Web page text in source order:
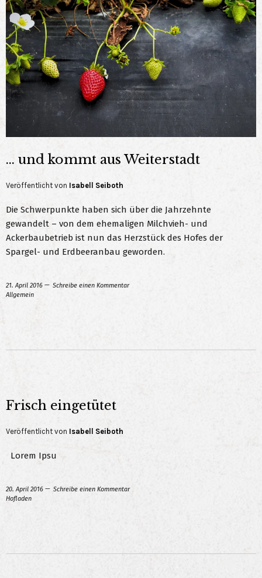
… und kommt aus Weiterstadt
Veröffentlicht von Isabell Seiboth
Die Schwerpunkte haben sich über die Jahrzehnte
gewandelt – von dem ehemaligen Milchvieh- und
Ackerbaubetrieb ist nun das Herzstück des Hofes der
Spargel- und Erdbeeranbau geworden.
21. April 2016
Schreibe einen Kommentar
Allgemein
Frisch eingetütet
Veröffentlicht von Isabell Seiboth
Lorem Ipsu
20. April 2016
Schreibe einen Kommentar
Hofladen